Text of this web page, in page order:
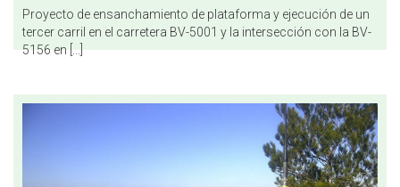
Proyecto de ensanchamiento de plataforma y ejecución de un
tercer carril en el carretera BV-5001 y la intersección con la BV-
5156 en [...]